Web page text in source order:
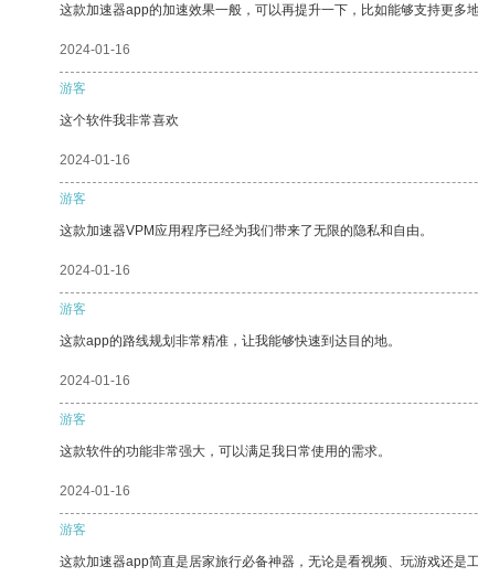
这款加速器app的加速效果一般，可以再提升一下，比如能够支持更多地
2024-01-16
游客
这个软件我非常喜欢
2024-01-16
游客
这款加速器VPM应用程序已经为我们带来了无限的隐私和自由。
2024-01-16
游客
这款app的路线规划非常精准，让我能够快速到达目的地。
2024-01-16
游客
这款软件的功能非常强大，可以满足我日常使用的需求。
2024-01-16
游客
这款加速器app简直是居家旅行必备神器，无论是看视频、玩游戏还是